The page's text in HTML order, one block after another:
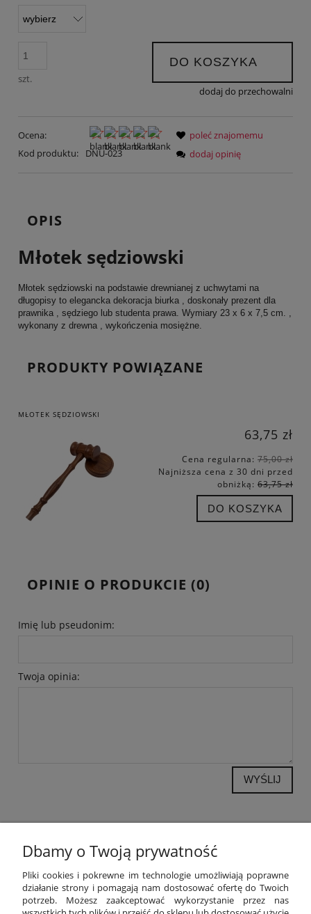
szt.
DO KOSZYKA
dodaj do przechowalni
Ocena:
Kod produktu:
DNU-023
poleć znajomemu
dodaj opinię
OPIS
Młotek sędziowski
Młotek sędziowski na podstawie drewnianej z uchwytami na
długopisy to elegancka dekoracja biurka , doskonały prezent dla
prawnika , sędziego lub studenta prawa. Wymiary 23 x 6 x 7,5 cm. ,
wykonany z drewna , wykończenia mosiężne.
PRODUKTY POWIĄZANE
MŁOTEK SĘDZIOWSKI
63,75 zł
Cena regularna: 75,00 zł
Najniższa cena z 30 dni przed
obniżką: 63,75 zł
DO KOSZYKA
OPINIE O PRODUKCIE (0)
Imię lub pseudonim:
Twoja opinia:
WYŚLIJ
POMOC
MOJE KONTO
Dbamy o Twoją prywatność
Pliki cookies i pokrewne im technologie umożliwiają poprawne
działanie strony i pomagają nam dostosować ofertę do Twoich
potrzeb. Możesz zaakceptować wykorzystanie przez nas